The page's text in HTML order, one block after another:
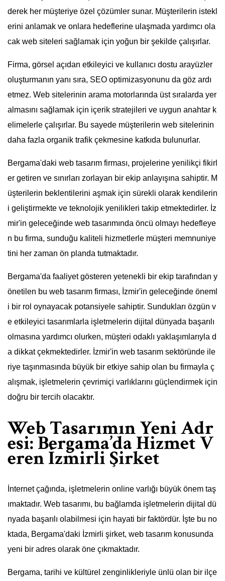
derek her müşteriye özel çözümler sunar. Müşterilerin istekl
erini anlamak ve onlara hedeflerine ulaşmada yardımcı ola
cak web siteleri sağlamak için yoğun bir şekilde çalışırlar.
Firma, görsel açıdan etkileyici ve kullanıcı dostu arayüzler
oluşturmanın yanı sıra, SEO optimizasyonunu da göz ardı
etmez. Web sitelerinin arama motorlarında üst sıralarda yer
almasını sağlamak için içerik stratejileri ve uygun anahtar k
elimelerle çalışırlar. Bu sayede müşterilerin web sitelerinin
daha fazla organik trafik çekmesine katkıda bulunurlar.
Bergama'daki web tasarım firması, projelerine yenilikçi fikirl
er getiren ve sınırları zorlayan bir ekip anlayışına sahiptir. M
üşterilerin beklentilerini aşmak için sürekli olarak kendilerin
i geliştirmekte ve teknolojik yenilikleri takip etmektedirler. İz
mir'in geleceğinde web tasarımında öncü olmayı hedefleye
n bu firma, sunduğu kaliteli hizmetlerle müşteri memnuniye
tini her zaman ön planda tutmaktadır.
Bergama'da faaliyet gösteren yetenekli bir ekip tarafından y
önetilen bu web tasarım firması, İzmir'in geleceğinde öneml
i bir rol oynayacak potansiyele sahiptir. Sundukları özgün v
e etkileyici tasarımlarla işletmelerin dijital dünyada başarılı
olmasına yardımcı olurken, müşteri odaklı yaklaşımlarıyla d
a dikkat çekmektedirler. İzmir'in web tasarım sektöründe ile
riye taşınmasında büyük bir etkiye sahip olan bu firmayla ç
alışmak, işletmelerin çevrimiçi varlıklarını güçlendirmek için
doğru bir tercih olacaktır.
Web Tasarımın Yeni Adr
esi: Bergama’da Hizmet V
eren İzmirli Şirket
İnternet çağında, işletmelerin online varlığı büyük önem taş
ımaktadır. Web tasarımı, bu bağlamda işletmelerin dijital dü
nyada başarılı olabilmesi için hayati bir faktördür. İşte bu no
ktada, Bergama'daki İzmirli şirket, web tasarım konusunda
yeni bir adres olarak öne çıkmaktadır.
Bergama, tarihi ve kültürel zenginlikleriyle ünlü olan bir ilçe